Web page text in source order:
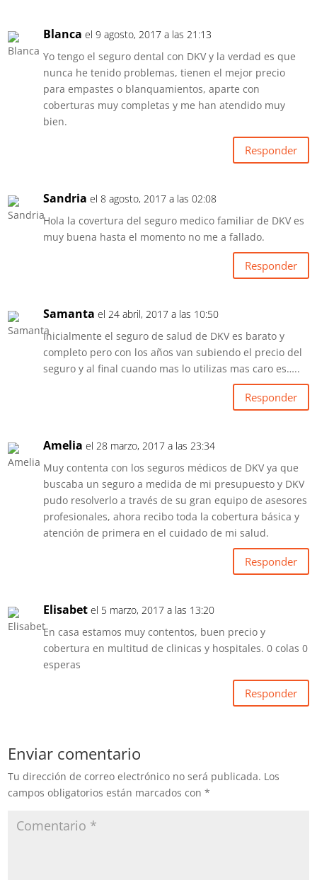
Blanca el 9 agosto, 2017 a las 21:13
Yo tengo el seguro dental con DKV y la verdad es que
nunca he tenido problemas, tienen el mejor precio
para empastes o blanquamientos, aparte con
coberturas muy completas y me han atendido muy
bien.
Responder
Sandria el 8 agosto, 2017 a las 02:08
Hola la covertura del seguro medico familiar de DKV es
muy buena hasta el momento no me a fallado.
Responder
Samanta el 24 abril, 2017 a las 10:50
Inicialmente el seguro de salud de DKV es barato y
completo pero con los años van subiendo el precio del
seguro y al final cuando mas lo utilizas mas caro es…..
Responder
Amelia el 28 marzo, 2017 a las 23:34
Muy contenta con los seguros médicos de DKV ya que
buscaba un seguro a medida de mi presupuesto y DKV
pudo resolverlo a través de su gran equipo de asesores
profesionales, ahora recibo toda la cobertura básica y
atención de primera en el cuidado de mi salud.
Responder
Elisabet el 5 marzo, 2017 a las 13:20
En casa estamos muy contentos, buen precio y
cobertura en multitud de clinicas y hospitales. 0 colas 0
esperas
Responder
Enviar comentario
Tu dirección de correo electrónico no será publicada. Los
campos obligatorios están marcados con*